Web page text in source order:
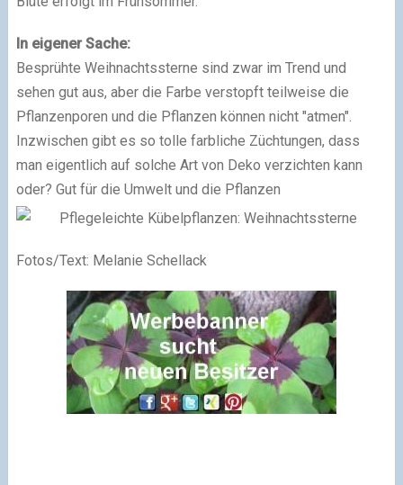
In eigener Sache:
Besprühte Weihnachtssterne sind zwar im Trend und
sehen gut aus, aber die Farbe verstopft teilweise die
Pflanzenporen und die Pflanzen können nicht "atmen".
Inzwischen gibt es so tolle farbliche Züchtungen, dass
man eigentlich auf solche Art von Deko verzichten kann
oder? Gut für die Umwelt und die Pflanzen
Fotos/Text: Melanie Schellack